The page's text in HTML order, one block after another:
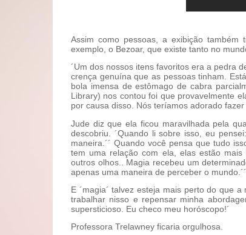
Assim como pessoas, a exibição
exemplo, o Bezoar, que existe tanto no
´Um dos nossos itens favoritos era a pedra
crença genuína que as pessoas tinham.
bola imensa de estômago de cabra
Library) nos contou foi que provavelmente
por causa disso. Nós teríamos adorado
Jude diz que ela ficou maravilhada pela
descobriu. ´Quando li sobre isso, eu
maneira.´´ Quando você pensa que tudo
tem uma relação com ela, elas estão
outros olhos.. Magia recebeu um
apenas uma maneira de perceber o mundo.´´
E ´magia´ talvez esteja mais perto do que
trabalhar nisso e repensar minha
supersticioso. Eu checo meu horóscopo!´
Professora Trelawney ficaria orgulhosa.